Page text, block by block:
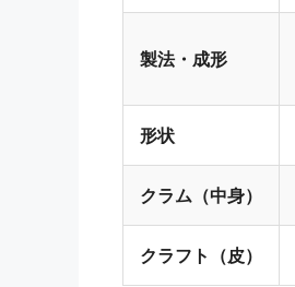
製法・成形
形状
クラム（中身）
クラフト（皮）